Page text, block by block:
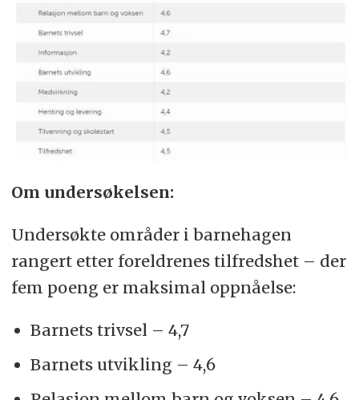
Om undersøkelsen:
Undersøkte områder i barnehagen
rangert etter foreldrenes tilfredshet – der
fem poeng er maksimal oppnåelse:
Barnets trivsel – 4,7
Barnets utvikling – 4,6